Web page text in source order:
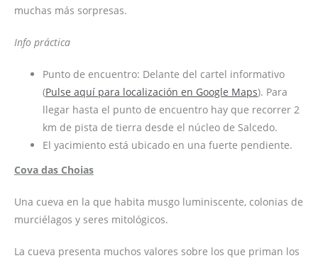
muchas más sorpresas.
Info práctica
Punto de encuentro: Delante del cartel informativo
(Pulse aquí para localización en Google Maps). Para
llegar hasta el punto de encuentro hay que recorrer 2
km de pista de tierra desde el núcleo de Salcedo.
El yacimiento está ubicado en una fuerte pendiente.
Cova das Choias
Una cueva en la que habita musgo luminiscente, colonias de
murciélagos y seres mitológicos.
La cueva presenta muchos valores sobre los que priman los